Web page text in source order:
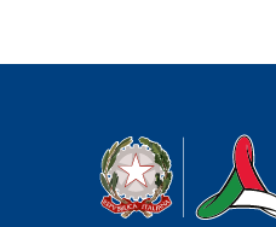
Dipartimento